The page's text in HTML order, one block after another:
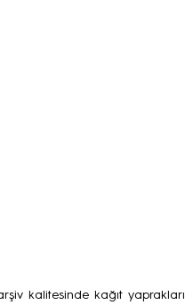
kalitesinde kağıt yaprakları